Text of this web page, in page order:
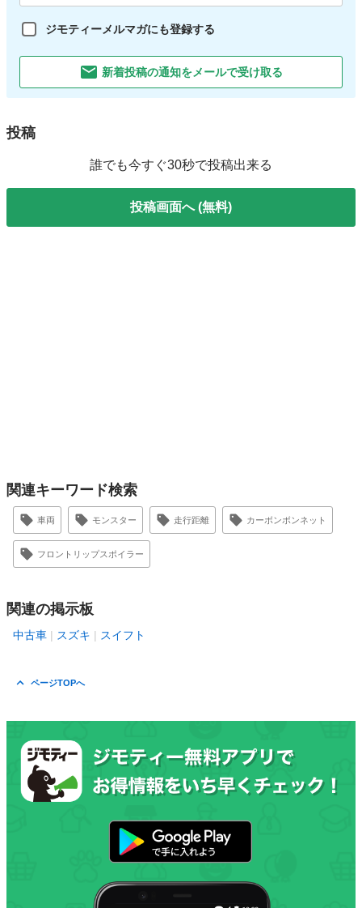
ジモティーメルマガにも登録する
新着投稿の通知をメールで受け取る
投稿
誰でも今すぐ30秒で投稿出来る
投稿画面へ (無料)
関連キーワード検索
車両 モンスター 走行距離 カーボンボンネット
フロントリップスポイラー
関連の掲示板
中古車 スズキ スイフト
ページTOPへ